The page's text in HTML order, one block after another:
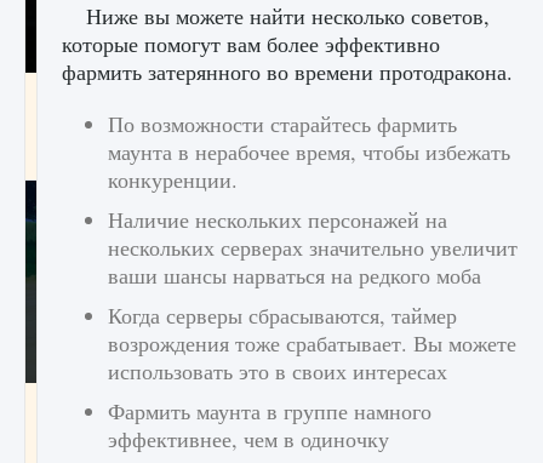
9 августа 2024 1 297 0 0
Как включить чат в Fortnite
9 августа 2024 1 335 0
Ниже вы можете найти несколько советов,
которые помогут вам более эффективно
фармить затерянного во времени протодракона.
По возможности старайтесь фармить
маунта в нерабочее время, чтобы избежать
конкуренции.
Наличие нескольких персонажей на
нескольких серверах значительно увеличит
ваши шансы нарваться на редкого моба
Когда серверы сбрасываются, таймер
возрождения тоже срабатывает. Вы можете
использовать это в своих интересах
Фармить маунта в группе намного
эффективнее, чем в одиночку